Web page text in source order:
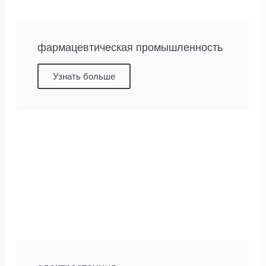
фармацевтическая промышленность
Узнать больше